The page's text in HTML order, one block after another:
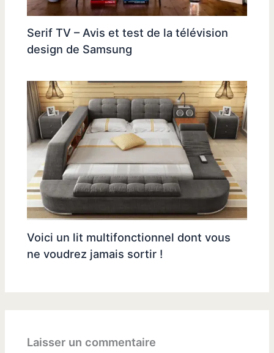
Serif TV – Avis et test de la télévision
design de Samsung
Voici un lit multifonctionnel dont vous
ne voudrez jamais sortir !
Laisser un commentaire